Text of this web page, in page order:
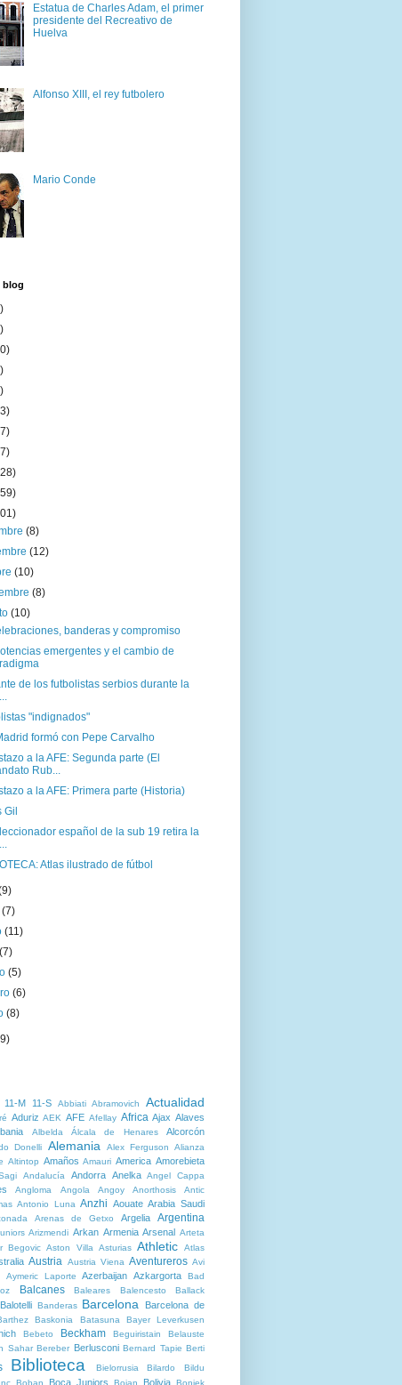
Estatua de Charles Adam, el primer
presidente del Recreativo de
Huelva
Alfonso XIII, el rey futbolero
Mario Conde
blog
(8)
(12)
(10)
(8)
(10)
banderas y compromiso
emergentes y el cambio de
de los futbolistas serbios durante la
"indignados"
formó con Pepe Carvalho
a la AFE: Segunda parte (El
Rub...
a la AFE: Primera parte (Historia)
Gil
español de la sub 19 retira la
Atlas ilustrado de fútbol
(7)
(11)
(7)
(5)
(6)
(8)
11-M 11-S Abbiati Abramovich Actualidad
Aduriz AEK AFE Afellay Africa Ajax Alaves
Albelda Álcala de Henares Alcorcón
Donelli Alemania Alex Ferguson
Alianza
Altintop Amaños Amauri America Amorebieta
Andalucía Andorra Anelka Angel Cappa
Angloma Angola Angoy Anorthosis
Antic
Antonio Luna Anzhi Aouate Arabia Saudi
Arenas de Getxo Argelia Argentina
Arizmendi Arkan Armenia Arsenal Arteta
Begovic Aston Villa Asturias Athletic Atlas
Austria Austria Viena Aventureros Avi
Aymeric Laporte Azerbaijan Azkargorta
Bad
Balcanes Baleares Balencesto Ballack
Balotelli Banderas Barcelona
Barcelona de
Baskonia Batasuna Bayer Leverkusen
Bebeto Beckham Beguiristain Belauste
Sahar Bereber Berlusconi Bernard Tapie Berti
Biblioteca Bielorrusia Bilardo
Bildu
Boban Boca Juniors Bojan Bolivia Boniek